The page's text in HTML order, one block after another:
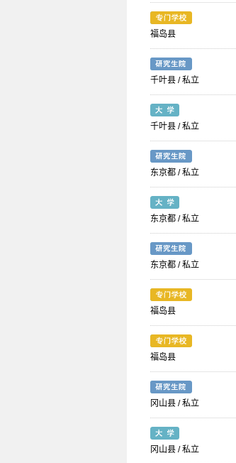
福岛县
千叶县 / 私立
千叶县 / 私立
东京都 / 私立
东京都 / 私立
东京都 / 私立
福岛县
福岛县
冈山县 / 私立
冈山县 / 私立